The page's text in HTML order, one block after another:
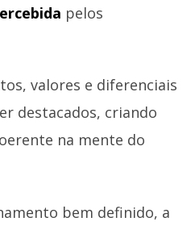
pelos
valores e diferenciais
destacados, criando
na mente do
bem definido, a